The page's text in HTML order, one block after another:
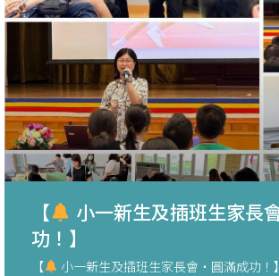
【
小一新生及插班生家長
功！】
【 小一新生及插班生家長會・圓滿成功！】